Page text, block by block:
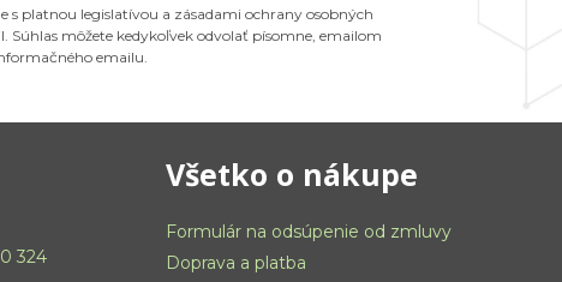
s platnou legislatívou a zásadami ochrany osobných
môžete kedykoľvek odvolať písomne, emailom
emailu.
324
Všetko o nákupe
Formulár na odsúpenie od zmluvy
Doprava a platba